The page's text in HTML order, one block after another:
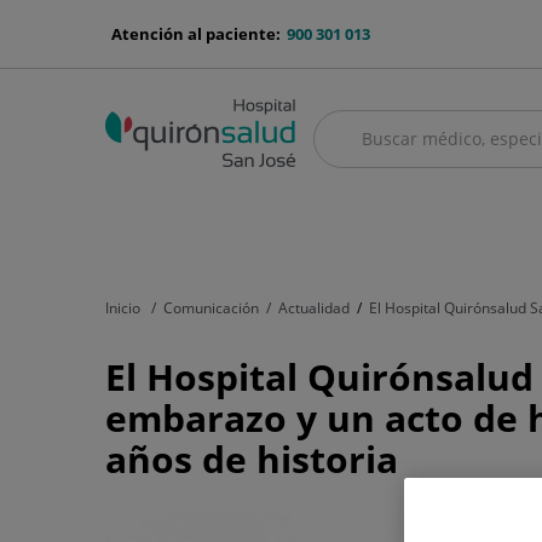
menu-
900 301 013
Atención al paciente:
BuscarBuscar
Inicio Comunicación Actualidad El Hospital Quirónsalud
El
Hospital
Quirónsalud
El Hospital
embarazo y un acto de
años de historia